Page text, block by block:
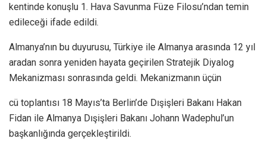
kentinde konuşlu 1. Hava Savunma Füze Filosu’ndan temin
edileceği ifade edildi.
Almanya’nın bu duyurusu, Türkiye ile Almanya arasında 12 yıl
aradan sonra yeniden hayata geçirilen Stratejik Diyalog
Mekanizması sonrasında geldi. Mekanizmanın üçün
cü toplantısı 18 Mayıs’ta Berlin’de Dışişleri Bakanı Hakan
Fidan ile Almanya Dışişleri Bakanı Johann Wadephul’un
başkanlığında gerçekleştirildi.